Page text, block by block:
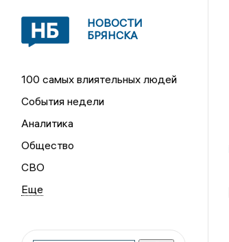
НОВОСТИ
БРЯНСКА
100 самых влиятельных людей
События недели
Аналитика
Общество
СВО